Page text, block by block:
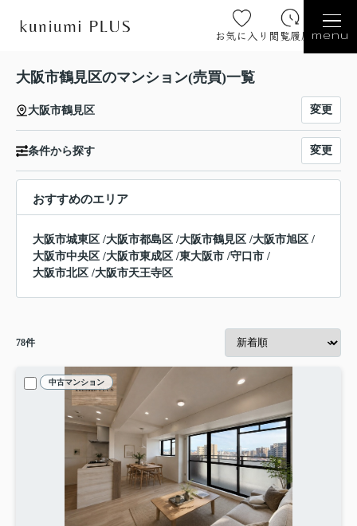
お気に入り 閲覧履歴 menu
大阪市鶴見区のマンション(売買)一覧
大阪市鶴見区 変更
条件から探す 変更
おすすめのエリア
大阪市城東区 /大阪市都島区 /大阪市鶴見区 /大阪市旭区 /
大阪市中央区 /大阪市東成区 /東大阪市 /守口市 /
大阪市北区 /大阪市天王寺区
78件
中古マンション